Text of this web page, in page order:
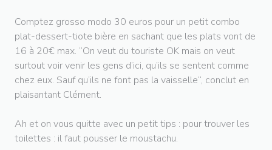
Comptez grosso modo 30 euros pour un petit combo
plat-dessert-tiote bière en sachant que les plats vont de
16 à 20€ max. “On veut du touriste OK mais on veut
surtout voir venir les gens d’ici, qu’ils se sentent comme
chez eux. Sauf qu’ils ne font pas la vaisselle“, conclut en
plaisantant Clément.
Ah et on vous quitte avec un petit tips : pour trouver les
toilettes : il faut pousser le moustachu.